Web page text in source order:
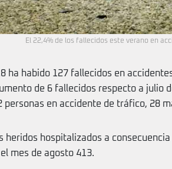
El 22,4% de los fallecidos este verano en
ha habido 127 fallecidos en
de 6 fallecidos respecto a julio
personas en accidente de tráfico, 28
heridos hospitalizados a
mes de agosto 413.